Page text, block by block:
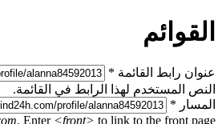
القوائم
‏عنوان رابط القائمة ‏ *
النص المستخدم لهذا الرابط في القائمة.
‏المسار ‏ *
. Enter <front> to link to the front page.